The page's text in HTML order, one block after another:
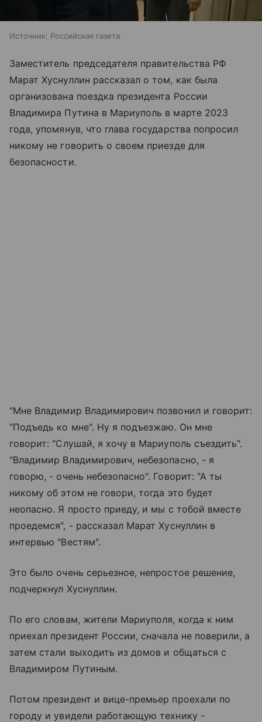
Источник: Российская газета
Заместитель председателя правительства РФ
Марат Хуснуллин рассказал о том, как была
организована поездка президента России
Владимира Путина в Мариуполь в марте 2023
года, упомянув, что глава государства попросил
никому не говорить о своем приезде для
безопасности.
"Мне Владимир Владимирович позвонил и говорит:
"Подъедь ко мне". Ну я подъезжаю. Он мне
говорит: "Слушай, я хочу в Мариуполь съездить".
"Владимир Владимирович, небезопасно, - я
говорю, - очень небезопасно". Говорит: "А ты
никому об этом не говори, тогда это будет
неопасно. Я просто приеду, и мы с тобой вместе
проедемся", - рассказал Марат Хуснуллин в
интервью "Вестям".
Это было очень серьезное, непростое решение,
подчеркнул Хуснуллин.
По его словам, жители Мариуполя, когда к ним
приехал президент России, сначала не поверили, а
затем стали выходить из домов и общаться с
Владимиром Путиным.
Потом президент и вице-премьер проехали по
городу и увидели работающую технику -